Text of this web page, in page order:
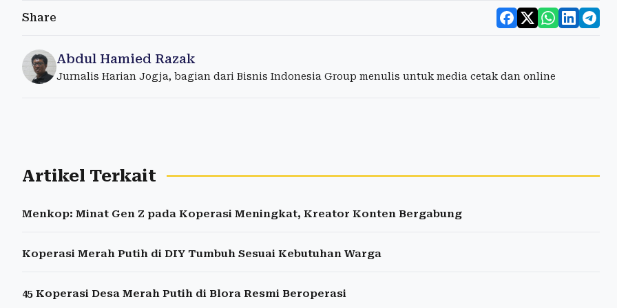
Share
Abdul Hamied Razak
Jurnalis Harian Jogja, bagian dari Bisnis Indonesia Group menulis untuk media cetak dan online
Artikel Terkait
Menkop: Minat Gen Z pada Koperasi Meningkat, Kreator Konten Bergabung
Koperasi Merah Putih di DIY Tumbuh Sesuai Kebutuhan Warga
45 Koperasi Desa Merah Putih di Blora Resmi Beroperasi